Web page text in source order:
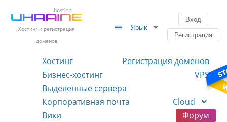
Хостинг и регистрация
доменов
Язык
Вход
Регистрация
Хостинг
Регистрация доменов
Бизнес-хостинг
VPS
Выделенные сервера
Корпоративная почта
Cloud
Вики
Форум